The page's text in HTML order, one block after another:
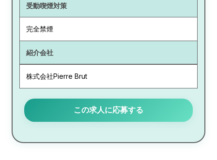
受動喫煙対策
完全禁煙
紹介会社
株式会社Pierre Brut
この求人に応募する